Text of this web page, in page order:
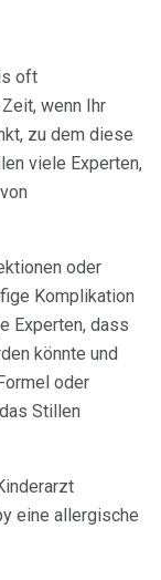
oft
wenn Ihr
zu dem diese
viele Experten,
oder
Komplikation
Experten, dass
könnte und
oder
Stillen
eine allergische